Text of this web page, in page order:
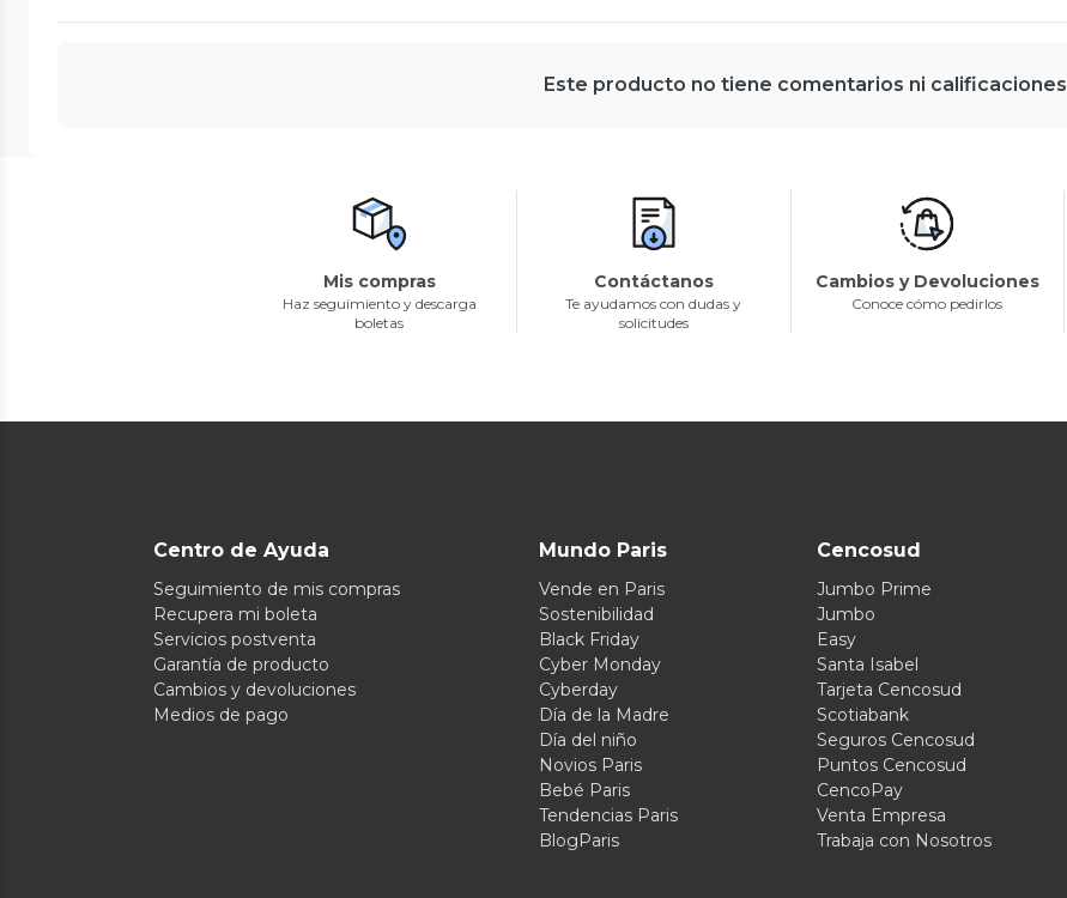
Este producto no tiene comentarios ni calificaciones
Mis compras
Haz seguimiento y descarga
boletas
Contáctanos
Te ayudamos con dudas y
solicitudes
Cambios y Devoluciones
Conoce cómo pedirlos
Centro de Ayuda
Seguimiento de mis compras
Recupera mi boleta
Servicios postventa
Garantía de producto
Cambios y devoluciones
Medios de pago
Mundo Paris
Vende en Paris
Sostenibilidad
Black Friday
Cyber Monday
Cyberday
Día de la Madre
Día del niño
Novios Paris
Bebé Paris
Tendencias Paris
BlogParis
Cencosud
Jumbo Prime
Jumbo
Easy
Santa Isabel
Tarjeta Cencosud
Scotiabank
Seguros Cencosud
Puntos Cencosud
CencoPay
Venta Empresa
Trabaja con Nosotros